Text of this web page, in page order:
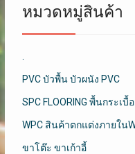
หมวดหมู่สินค้า
PVC บัวพื้น บัวผนัง PVC
SPC FLOORING พื้นกระเ
WPC สินค้าตกแต่งภายใน
ขาโต๊ะ ขาเก้าอี้